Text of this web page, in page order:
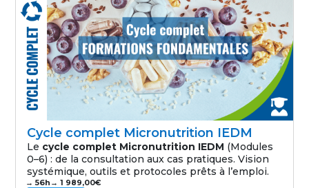
Cycle complet Micronutrition IEDM
Le cycle complet Micronutrition IEDM (Modules
0–6) : de la consultation aux cas pratiques. Vision
systémique, outils et protocoles prêts à l’emploi.
→ 56h →1 989,00€